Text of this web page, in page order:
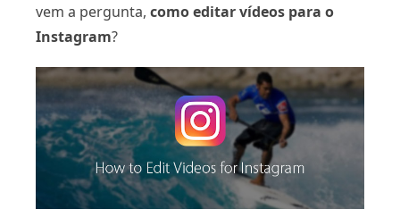
vem a pergunta, como editar vídeos para o
Instagram?